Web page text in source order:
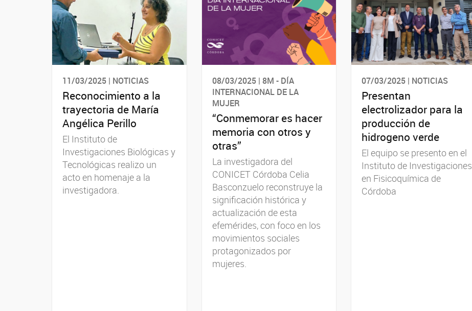
11/03/2025 | NOTICIAS
Reconocimiento a la
trayectoria de María
Angélica Perillo
El Instituto de
Investigaciones Biológicas y
Tecnológicas realizo un
acto en homenaje a la
investigadora.
08/03/2025 | 8M - DÍA
INTERNACIONAL DE LA
MUJER
“Conmemorar es hacer
memoria con otros y
otras”
La investigadora del
CONICET Córdoba Celia
Basconzuelo reconstruye la
significación histórica y
actualización de esta
efemérides, con foco en los
movimientos sociales
protagonizados por
mujeres.
07/03/2025 | NOTICIAS
Presentan
electrolizador para la
producción de
hidrogeno verde
El equipo se presento en el
Instituto de Investigaciones
en Fisicoquímica de
Córdoba